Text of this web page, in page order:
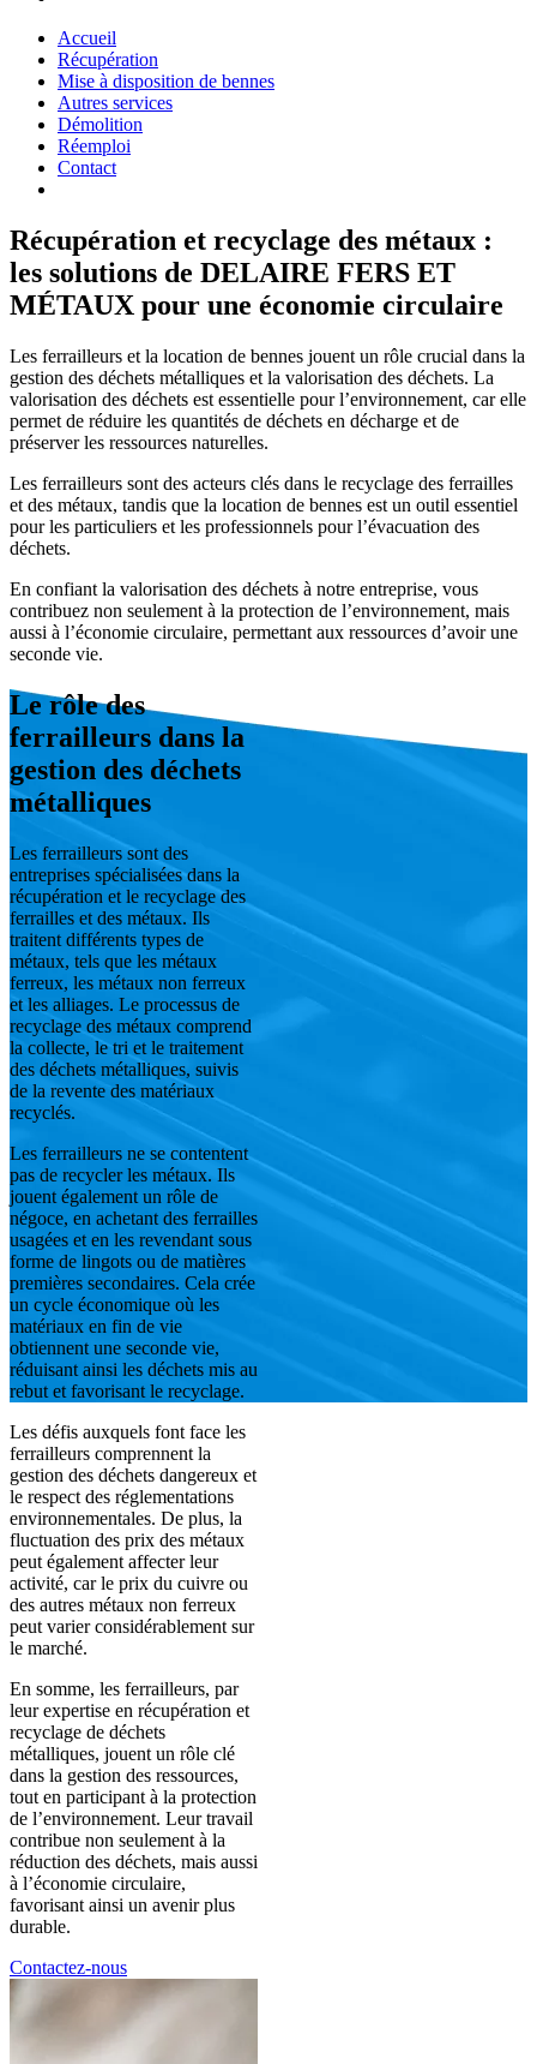
Accueil
Récupération
Mise à disposition de bennes
Autres services
Démolition
Réemploi
Contact
Récupération et recyclage des métaux :
les solutions de DELAIRE FERS ET
MÉTAUX pour une économie circulaire
Les ferrailleurs et la location de bennes jouent un rôle crucial dans la
gestion des déchets métalliques et la valorisation des déchets. La
valorisation des déchets est essentielle pour l’environnement, car elle
permet de réduire les quantités de déchets en décharge et de
préserver les ressources naturelles.
Les ferrailleurs sont des acteurs clés dans le recyclage des ferrailles
et des métaux, tandis que la location de bennes est un outil essentiel
pour les particuliers et les professionnels pour l’évacuation des
déchets.
En confiant la valorisation des déchets à notre entreprise, vous
contribuez non seulement à la protection de l’environnement, mais
aussi à l’économie circulaire, permettant aux ressources d’avoir une
seconde vie.
Le rôle des
ferrailleurs dans la
gestion des déchets
métalliques
Les ferrailleurs sont des
entreprises spécialisées dans la
récupération et le recyclage des
ferrailles et des métaux. Ils
traitent différents types de
métaux, tels que les métaux
ferreux, les métaux non ferreux
et les alliages. Le processus de
recyclage des métaux comprend
la collecte, le tri et le traitement
des déchets métalliques, suivis
de la revente des matériaux
recyclés.
Les ferrailleurs ne se contentent
pas de recycler les métaux. Ils
jouent également un rôle de
négoce, en achetant des ferrailles
usagées et en les revendant sous
forme de lingots ou de matières
premières secondaires. Cela crée
un cycle économique où les
matériaux en fin de vie
obtiennent une seconde vie,
réduisant ainsi les déchets mis au
rebut et favorisant le recyclage.
Les défis auxquels font face les
ferrailleurs comprennent la
gestion des déchets dangereux et
le respect des réglementations
environnementales. De plus, la
fluctuation des prix des métaux
peut également affecter leur
activité, car le prix du cuivre ou
des autres métaux non ferreux
peut varier considérablement sur
le marché.
En somme, les ferrailleurs, par
leur expertise en récupération et
recyclage de déchets
métalliques, jouent un rôle clé
dans la gestion des ressources,
tout en participant à la protection
de l’environnement. Leur travail
contribue non seulement à la
réduction des déchets, mais aussi
à l’économie circulaire,
favorisant ainsi un avenir plus
durable.
Contactez-nous